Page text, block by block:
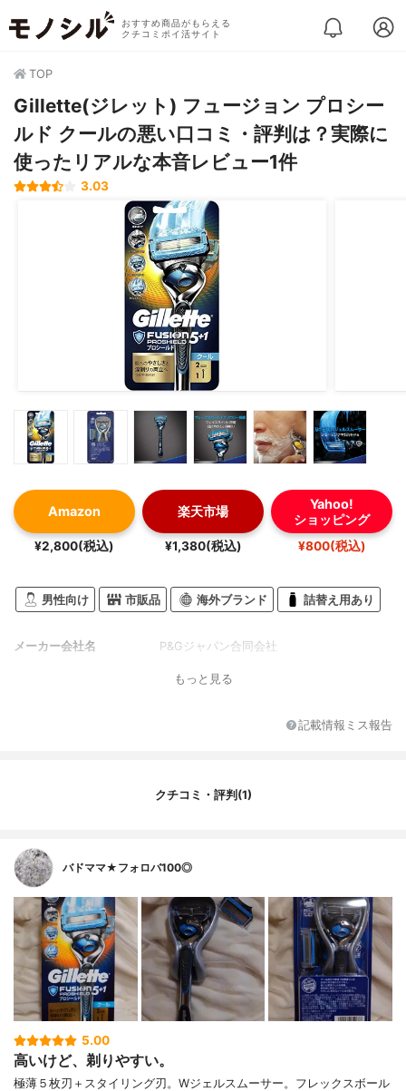
おすすめ商品がもらえる
クチコミポイ活サイト
TOP
Gillette(ジレット) フュージョン プロシー
ルド クールの悪い口コミ・評判は？実際に
使ったリアルな本音レビュー1件
3.03
Amazon
¥2,800(税込)
楽天市場
¥1,380(税込)
Yahoo!
ショッピング
¥800(税込)
男性向け 市販品 海外ブランド 詰替え用あり
メーカー会社名 P&Gジャパン合同会社
もっと見る
記載情報ミス報告
クチコミ・評判(1)
バドママ★フォロバ100◎
5.00
高いけど、剃りやすい。
極薄５枚刃＋スタイリング刃。Wジェルスムーサー。フレックスボール